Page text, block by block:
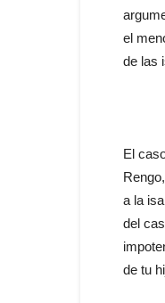
el
de las
El
a la
del
de tu